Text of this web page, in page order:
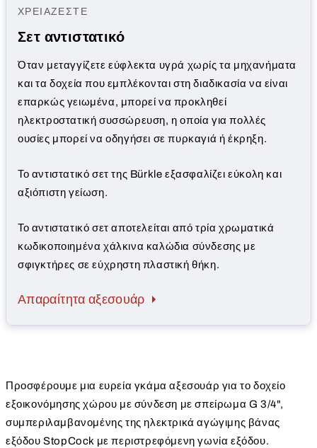
ΧΡΕΙΆΖΕΣΤΕ
Σετ αντιστατικό
Όταν μεταγγίζετε εύφλεκτα υγρά χωρίς τα μηχανήματα
και τα δοχεία που εμπλέκονται στη διαδικασία να είναι
επαρκώς γειωμένα, μπορεί να προκληθεί
ηλεκτροστατική συσσώρευση, η οποία για πολλές
ουσίες μπορεί να οδηγήσει σε πυρκαγιά ή έκρηξη.
Το αντιστατικό σετ της Bürkle εξασφαλίζει εύκολη και
αξιόπιστη γείωση.
Το αντιστατικό σετ αποτελείται από τρία χρωματικά
κωδικοποιημένα χάλκινα καλώδια σύνδεσης με
σφιγκτήρες σε εύχρηστη πλαστική θήκη.
Απαραίτητα αξεσουάρ
Προσφέρουμε μια ευρεία γκάμα αξεσουάρ για το δοχείο
εξοικονόμησης χώρου με σύνδεση με σπείρωμα G 3/4",
συμπεριλαμβανομένης της ηλεκτρικά αγώγιμης βάνας
εξόδου StopCock με περιστρεφόμενη γωνία εξόδου.